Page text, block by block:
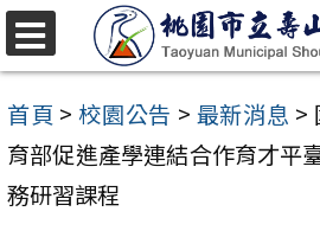
跳
至
主
要
內
首頁 > 校園公告 > 最新消息 >
育部促進產學連結合作育才平
務研習課程
選
單